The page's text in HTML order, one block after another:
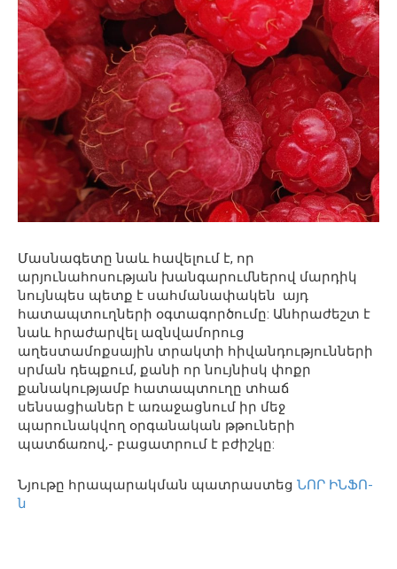
Մասնագետը նաև հավելում է, որ
արյունահոսության խանգարումներով մարդիկ
նույնպես պետք է սահմանափակեն այդ
հատապտուղների օգտագործումը: Անհրաժեշտ է
նաև հրաժարվել ազնվամորուց
աղեստամոքսային տրակտի հիվանդությունների
սրման դեպքում, քանի որ նույնիսկ փոքր
քանակությամբ հատապտուղը տհաճ
սենսացիաներ է առաջացնում իր մեջ
պարունակվող օրգանական թթուների
պատճառով,- բացատրում է բժիշկը:
Նյութը հրապարակման պատրաստեց ՆՈՐ ԻՆՖՈ-
ն